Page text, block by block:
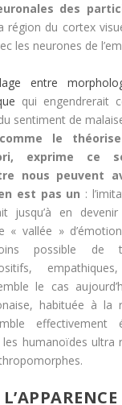
des
région du cortex
les neurones de
entre
qui engendrerait
sentiment de
le
exprime ce
nous peuvent
est pas un :
jusqu’à en
« vallée »
possible de
le cas
habituée à la
humanoïdes ultra